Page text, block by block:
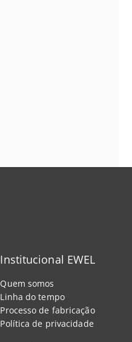
Institucional EWEL
Quem somos
Linha do tempo
Processo de fabricação
Política de privacidade